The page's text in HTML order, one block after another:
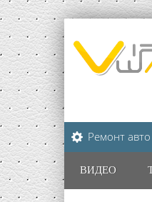
Ремонт
ВИДЕО